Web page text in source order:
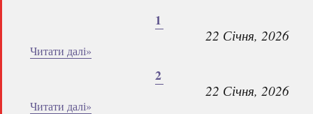
1
22 Січня, 2026
Читати далі»
2
22 Січня, 2026
Читати далі»